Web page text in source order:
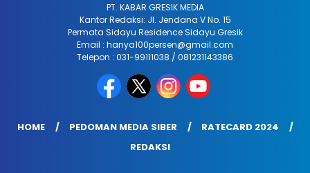
PT. KABAR GRESIK MEDIA
Kantor Redaksi: Jl. Jendana V No. 15
Permata Sidayu Residence Sidayu Gresik
Email : hanya100persen@gmail.com
Telepon : 031-99111038 / 081231143386
HOME PEDOMAN MEDIA SIBER
RATECARD 2024
REDAKSI